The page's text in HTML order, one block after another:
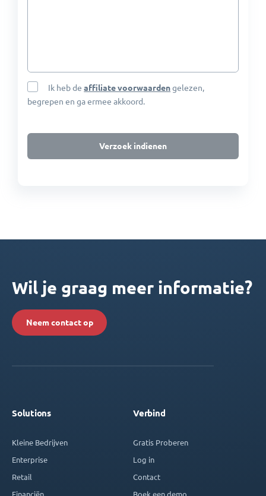
Ik heb deaffiliate voorwaardengelezen,
begrepen en ga ermee akkoord.
Verzoek indienen
Wil je graag meer informatie?
Neem contact op
Solutions
Kleine Bedrijven
Enterprise
Retail
Financiën
Verbind
Gratis Proberen
Log in
Contact
Boek een demo